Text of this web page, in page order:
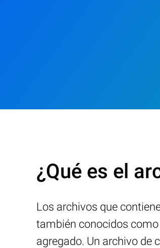
¿Qué es el
Los archivos que
también conocidos
agregado. Un archivo de